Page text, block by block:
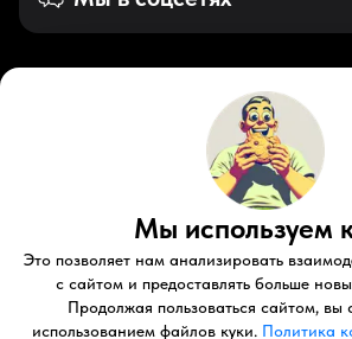
Русский (KZ)
ZenYoutubeTelegramTiktok
Правовые документыУсловия
Пользовательское
© 2026 Perfluence LLC Все права
Мы используем
Это позволяет нам анализировать
с сайтом и предоставлять больше
Продолжая пользоваться сайтом, вы
использованием файлов куки. Политика